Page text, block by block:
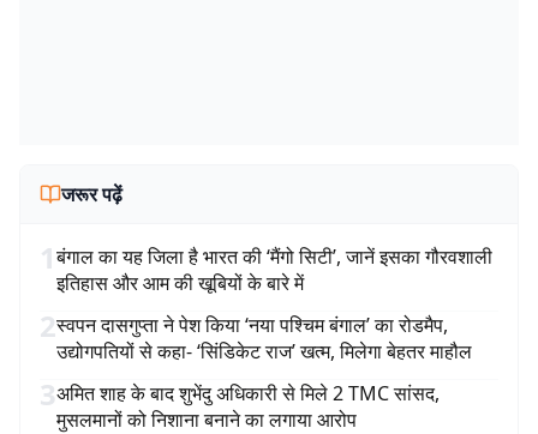
जरूर पढ़ें
1बंगाल का यह जिला है भारत की ‘मैंगो सिटी’, जानें इसका गौरवशाली
इतिहास और आम की खूबियों के बारे में
2स्वपन दासगुप्ता ने पेश किया ‘नया पश्चिम बंगाल’ का रोडमैप,
उद्योगपतियों से कहा- ‘सिंडिकेट राज’ खत्म, मिलेगा बेहतर माहौल
3अमित शाह के बाद शुभेंदु अधिकारी से मिले 2 TMC सांसद,
मुसलमानों को निशाना बनाने का लगाया आरोप